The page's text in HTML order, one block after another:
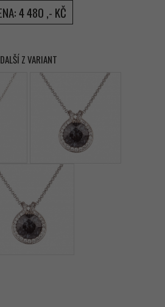
4 480 ,- KČ
DALŠÍ Z VARIANT